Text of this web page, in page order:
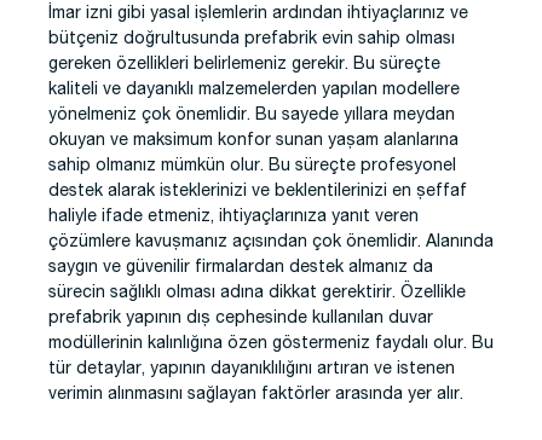
İmar izni gibi yasal işlemlerin ardından ihtiyaçlarınız ve
bütçeniz doğrultusunda prefabrik evin sahip olması
gereken özellikleri belirlemeniz gerekir. Bu süreçte
kaliteli ve dayanıklı malzemelerden yapılan modellere
yönelmeniz çok önemlidir. Bu sayede yıllara meydan
okuyan ve maksimum konfor sunan yaşam alanlarına
sahip olmanız mümkün olur. Bu süreçte profesyonel
destek alarak isteklerinizi ve beklentilerinizi en şeffaf
haliyle ifade etmeniz, ihtiyaçlarınıza yanıt veren
çözümlere kavuşmanız açısından çok önemlidir. Alanında
saygın ve güvenilir firmalardan destek almanız da
sürecin sağlıklı olması adına dikkat gerektirir. Özellikle
prefabrik yapının dış cephesinde kullanılan duvar
modüllerinin kalınlığına özen göstermeniz faydalı olur. Bu
tür detaylar, yapının dayanıklılığını artıran ve istenen
verimin alınmasını sağlayan faktörler arasında yer alır.